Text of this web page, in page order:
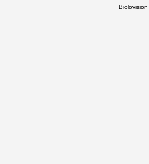
Biolovision